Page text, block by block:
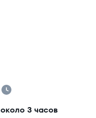
около 3 часов